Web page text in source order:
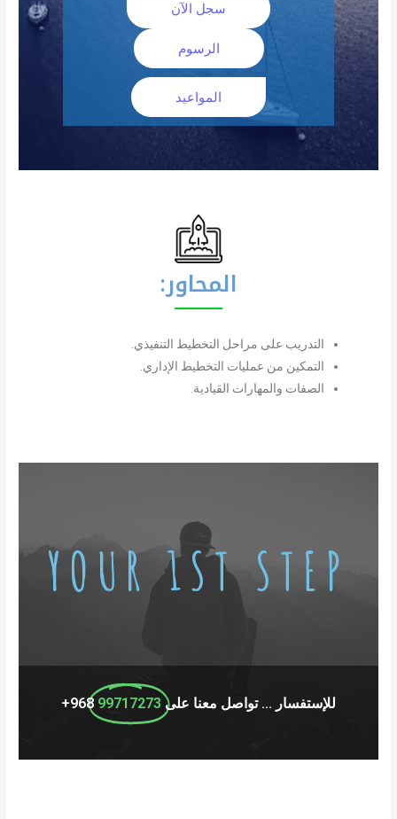
سجل الآن
الرسوم
المواعيد
المحاور:
التدريب على مراحل التخطيط التنفيذي​.
التمكين من عمليات التخطيط الإداري​.
الصفات والمهارات القيادية​.
YOUR 1ST STEP
للإستفسار ... تواصل معنا على 99717273
968+